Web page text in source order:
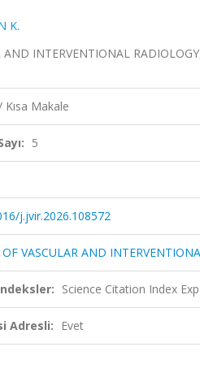
K.
AND INTERVENTIONAL
Makale
5
j.jvir.2026.108572
OF VASCULAR AND
Science Citation Index
Adresli: Evet